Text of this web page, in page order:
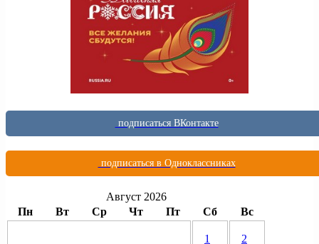
подписаться ВКонтакте
подписаться в Одноклассниках
Август 2026
Пн
Вт Ср Чт Пт Сб Вс
1 2